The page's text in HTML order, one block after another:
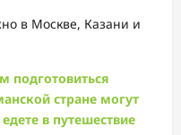
в Москве, Казани и
подготовиться
стране могут
в путешествие